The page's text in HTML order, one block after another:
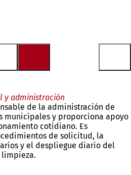
y administración
de la administración de
municipales y proporciona apoyo
cotidiano. Es
de solicitud, la
y el despliegue diario del
limpieza.